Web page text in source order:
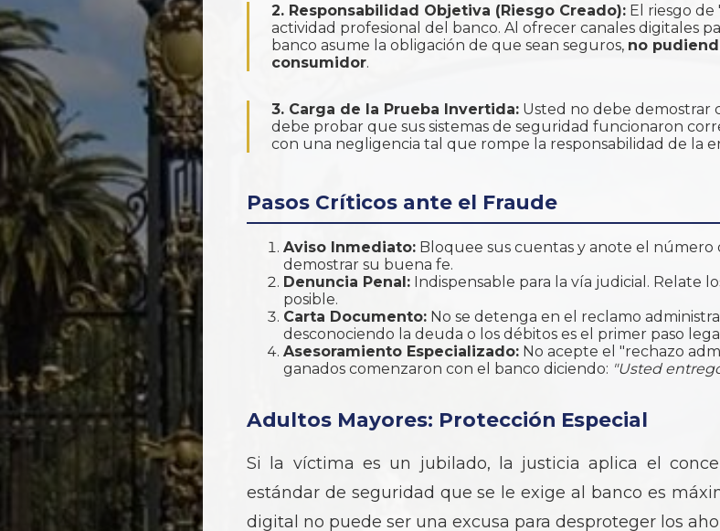
2. Responsabilidad Objetiva (Riesgo Creado): El riesgo de
actividad profesional del banco. Al ofrecer canales digitales
banco asume la obligación de que sean seguros, no
consumidor.
3. Carga de la Prueba Invertida: Usted no debe demostrar
debe probar que sus sistemas de seguridad funcionaron
con una negligencia tal que rompe la responsabilidad de la
Pasos Críticos ante el Fraude
Aviso Inmediato: Bloquee sus cuentas y anote el número
demostrar su buena fe.
Denuncia Penal: Indispensable para la vía judicial. Relate
posible.
Carta Documento: No se detenga en el reclamo
desconociendo la deuda o los débitos es el primer paso
Asesoramiento Especializado: No acepte el "rechazo
ganados comenzaron con el banco diciendo: "Usted
Adultos Mayores: Protección Especial
Si la víctima es un jubilado, la justicia aplica el
estándar de seguridad que se le exige al banco es
digital no puede ser una excusa para desproteger los